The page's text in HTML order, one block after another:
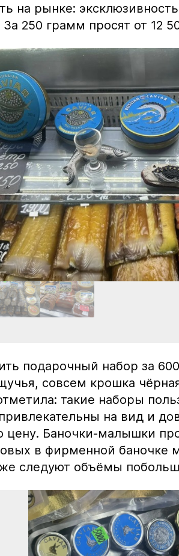
на рынке:
250 грамм просят от 12
подарочный набор за
совсем крошка
такие наборы
на вид и
цену. Баночки-малышки
в фирменной баночке
следуют объёмы